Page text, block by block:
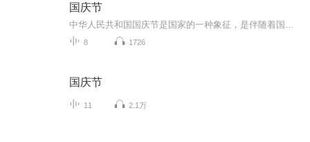
国庆节
8 1726
国庆节
11 2.1万